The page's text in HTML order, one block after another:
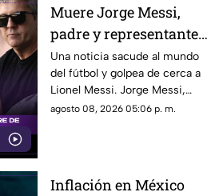
convertirse en una forma de
censura impulsada desde el
Gobierno Federal.
Muere Jorge Messi,
padre y representante
de Lionel Messi
Una noticia sacude al mundo
del fútbol y golpea de cerca a
Lionel Messi. Jorge Messi,
padre y representante del astro
agosto 08, 2026 05:06 p. m.
Inflación en México